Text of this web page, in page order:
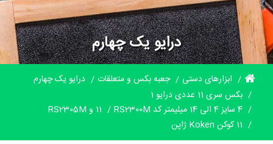
درایو یک چهارم
ابزارهای دستی جعبه بکس و متعلقات
درایو یک چهارم
بکس سری 11 عددی درایو 1
4 سایز 4 الی 14 میلیمتر کد ​RS2300M
11 و RS2305M
11 کوکن Koken ژاپن